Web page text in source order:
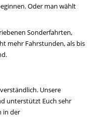
Oder man wählt
Sonderfahrten,
mehr Fahrstunden, als bis
Unsere
unterstützt Euch sehr
in der